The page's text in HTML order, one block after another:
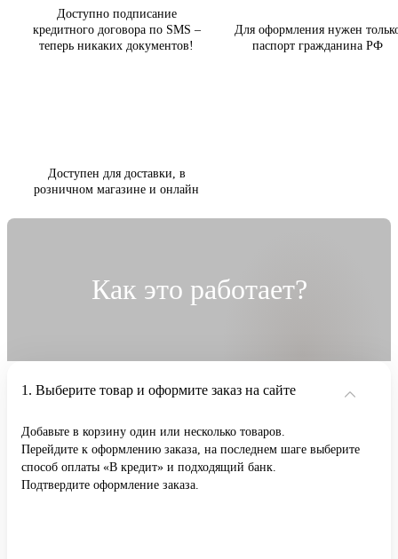
Доступно подписание
кредитного договора по SMS –
теперь никаких документов!
Для оформления нужен
паспорт гражданина РФ
Доступен для доставки, в
розничном магазине и онлайн
Как это работает?
Выберите товар и оформите заказ на сайте
Добавьте в корзину один или несколько товаров.
Перейдите к оформлению заказа, на последнем шаге выберите
способ оплаты «В кредит» и подходящий банк.
Подтвердите оформление заказа.